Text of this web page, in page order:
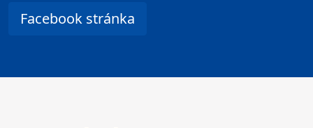
Facebook stránka